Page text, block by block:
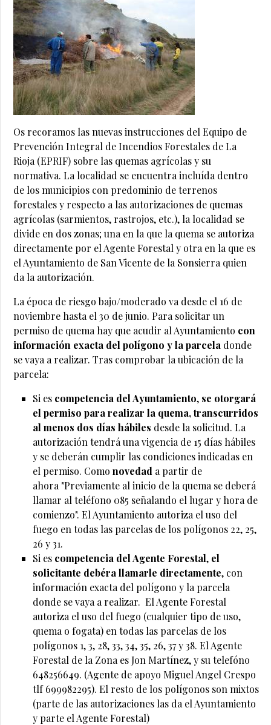
Os recoramos las nuevas instrucciones del Equipo de
Prevención Integral de Incendios Forestales de La
Rioja (EPRIF) sobre las quemas agrícolas y su
normativa. La localidad se encuentra incluída dentro
de los municipios con predominio de terrenos
forestales y respecto a las autorizaciones de quemas
agrícolas (sarmientos, rastrojos, etc.), la localidad se
divide en dos zonas; una en la que la quema se autoriza
directamente por el Agente Forestal y otra en la que es
el Ayuntamiento de San Vicente de la Sonsierra quien
da la autorización.
La época de riesgo bajo/moderado va desde el 16 de
noviembre hasta el 30 de junio. Para solicitar un
permiso de quema hay que acudir al Ayuntamiento con
información exacta del polígono y la parcela donde
se vaya a realizar. Tras comprobar la ubicación de la
parcela:
Si es competencia del Ayuntamiento, se otorgará
el permiso para realizar la quema, transcurridos
al menos dos días hábiles desde la solicitud. La
autorización tendrá una vigencia de 15 días hábiles
y se deberán cumplir las condiciones indicadas en
el permiso. Como novedad a partir de
ahora "Previamente al inicio de la quema se deberá
llamar al teléfono 085 señalando el lugar y hora de
comienzo". El Ayuntamiento autoriza el uso del
fuego en todas las parcelas de los polígonos 22, 25,
26 y 31.
Si es competencia del Agente Forestal, el
solicitante debéra llamarle directamente, con
información exacta del polígono y la parcela
donde se vaya a realizar. El Agente Forestal
autoriza el uso del fuego (cualquier tipo de uso,
quema o fogata) en todas las parcelas de los
polígonos 1, 3, 28, 33, 34, 35, 26, 37 y 38. El Agente
Forestal de la Zona es Jon Martínez, y su telefóno
648256649. (Agente de apoyo Miguel Angel Crespo
tlf 699982295). El resto de los polígonos son mixtos
(parte de las autorizaciones las da el Ayuntamiento
y parte el Agente Forestal)